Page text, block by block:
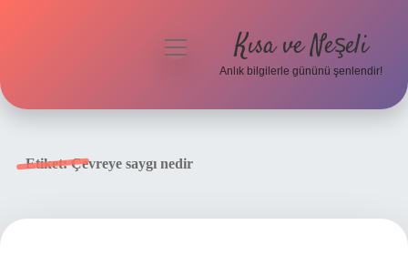
menüyü
Kısa ve Neşeli
Anlık bilgilerle gününü şenlendir!
Etiket:Çevreye saygı nedir